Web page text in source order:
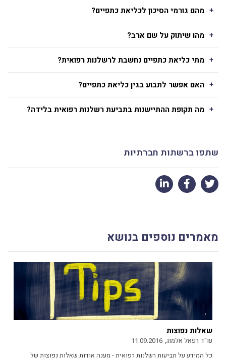
מהם גורמי הסיכון לכליאת כתפיים?
מהו שיתוק על שם ארב?
מתי כליאת כתפיים נחשבת לרשלנות רפואית?
האם אפשר לתבוע בגין כליאת כתפיים?
מה תקופת ההתיישנות בתביעת רשלנות רפואית בלידה?
שתפו ברשתות חברתיות
מאמרים נוספים בנושא
שאלות נפוצות
עו"ד רפאל אלמוג, 11.09.2016
כל המידע על תביעות רשלנות רפואית - מענה אודות שאלות נפוצות של